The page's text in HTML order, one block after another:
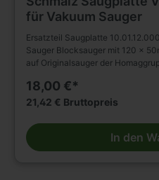
für Vakuum Sauger
Ersatzteil Saugplatte
Sauger Blocksauger mit 120 x
auf Originalsauger der
18,00 €*
21,42 € Bruttopreis
In den